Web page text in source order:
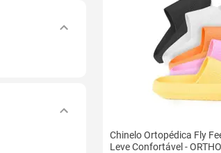
Chinelo Ortopédica Fly
Leve Confortável -